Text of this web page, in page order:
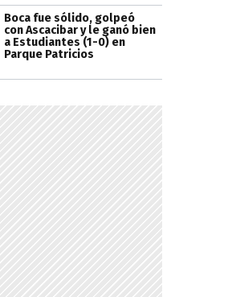
Boca fue sólido, golpeó
con Ascacibar y le ganó bien
a Estudiantes (1-0) en
Parque Patricios